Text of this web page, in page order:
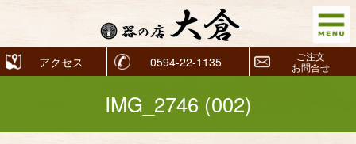
アクセス 0594-22-1135
ご注文
お問合せ
IMG_2746 (002)